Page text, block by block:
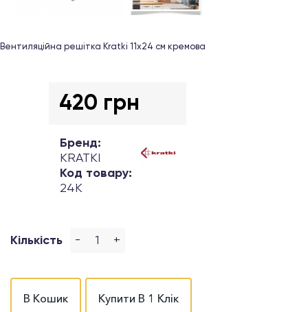
Вентиляційна решітка Kratki 11х24 см кремова
420 грн
Бренд:
KRATKI
Код товару:
24K
Кількість - +
В Кошик Купити В 1 Клік